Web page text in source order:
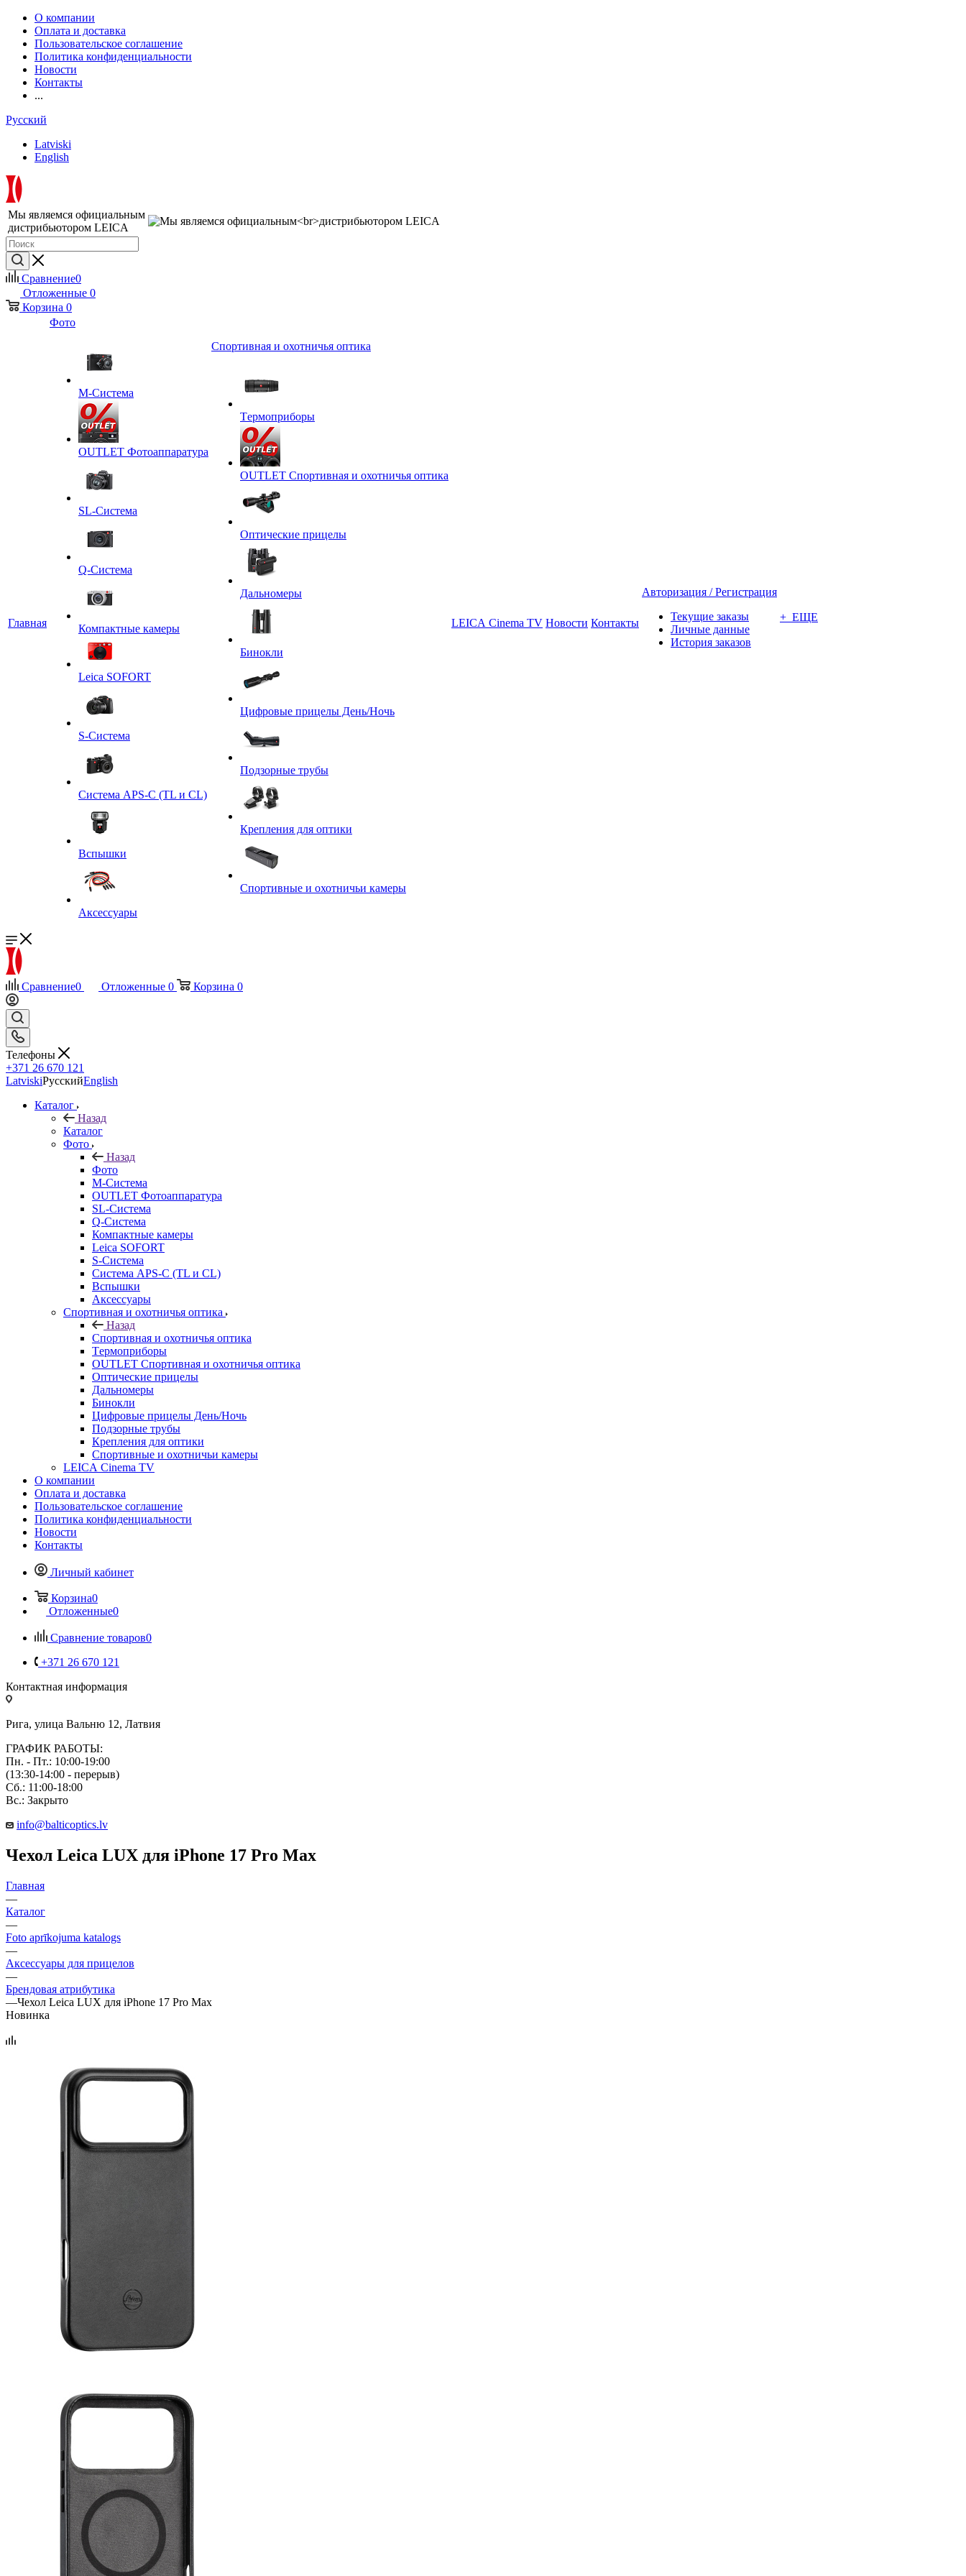
О компании
Оплата и доставка
Пользовательское соглашение
Политика конфиденциальности
Новости
Контакты
...
Русский
Latviski
English
Мы являемся официальным
дистрибьютором LEICA
Сравнение0
Отложенные 0
Корзина 0
Главная
Фото
M-Система
OUTLET Фотоаппаратура
SL-Система
Q-Cистема
Компактные камеры
Leica SOFORT
S-Система
Система APS-C (TL и CL)
Вспышки
Аксессуары
Спортивная и охотничья оптика
Tермоприборы
OUTLET Спортивная и охотничья оптика
Оптические прицелы
Дальномеры
Бинокли
Цифровые прицелы День/Ночь
Подзорные трубы
Крепления для оптики
Спортивные и охотничьи камеры
LEICA Cinema TV Новости Контакты
Авторизация / Регистрация
Текущие заказы
Личные данные
История заказов
+ ЕЩЕ
Сравнение0 Отложенные 0 Корзина 0
Телефоны
+371 26 670 121
LatviskiРусскийEnglish
Каталог
Назад
Каталог
Фото
Назад
Фото
M-Система
OUTLET Фотоаппаратура
SL-Система
Q-Cистема
Компактные камеры
Leica SOFORT
S-Система
Система APS-C (TL и CL)
Вспышки
Аксессуары
Спортивная и охотничья оптика
Назад
Спортивная и охотничья оптика
Tермоприборы
OUTLET Спортивная и охотничья оптика
Оптические прицелы
Дальномеры
Бинокли
Цифровые прицелы День/Ночь
Подзорные трубы
Крепления для оптики
Спортивные и охотничьи камеры
LEICA Cinema TV
О компании
Оплата и доставка
Пользовательское соглашение
Политика конфиденциальности
Новости
Контакты
Личный кабинет
Корзина0
Отложенные0
Сравнение товаров0
+371 26 670 121
Контактная информация
Рига, улица Вальню 12, Латвия
ГРАФИК РАБОТЫ:
Пн. - Пт.: 10:00-19:00
(13:30-14:00 - перерыв)
Сб.: 11:00-18:00
Вс.: Закрыто
info@balticoptics.lv
Чехол Leica LUX для iPhone 17 Pro Max
Главная
—
Каталог
—
Foto aprīkojuma katalogs
—
Аксессуары для прицелов
—
Брендовая атрибутика
—Чехол Leica LUX для iPhone 17 Pro Max
Новинка